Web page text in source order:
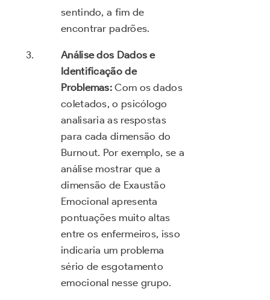
sentindo, a fim de
encontrar padrões.
Análise dos Dados e
Identificação de
Problemas:Com os dados
coletados, o psicólogo
analisaria as respostas
para cada dimensão do
Burnout. Por exemplo, se a
análise mostrar que a
dimensão de Exaustão
Emocional apresenta
pontuações muito altas
entre os enfermeiros, isso
indicaria um problema
sério de esgotamento
emocional nesse grupo.